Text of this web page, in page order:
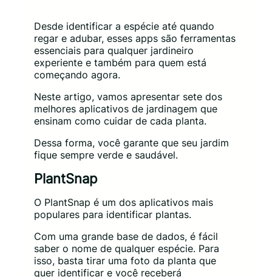
Desde identificar a espécie até quando
regar e adubar, esses apps são ferramentas
essenciais para qualquer jardineiro
experiente e também para quem está
começando agora.
Neste artigo, vamos apresentar sete dos
melhores aplicativos de jardinagem que
ensinam como cuidar de cada planta.
Dessa forma, você garante que seu jardim
fique sempre verde e saudável.
PlantSnap
O PlantSnap é um dos aplicativos mais
populares para identificar plantas.
Com uma grande base de dados, é fácil
saber o nome de qualquer espécie. Para
isso, basta tirar uma foto da planta que
quer identificar e você receberá